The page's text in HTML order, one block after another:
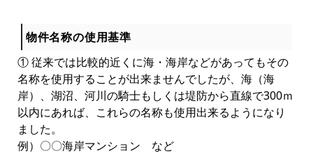
物件名称の使用基準
① 従来では比較的近くに海・海岸などがあってもその
名称を使用することが出来ませんでしたが、海（海
岸）、湖沼、河川の騎士もしくは堤防から直線で300ｍ
以内にあれば、これらの名称も使用出来るようになり
ました。
例）〇〇海岸マンション など